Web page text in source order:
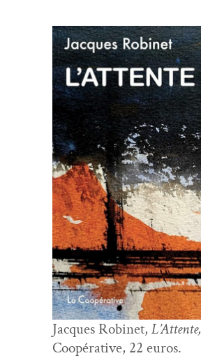
Jacques Robi­net, L’At­tente,
Coopéra­tive, 22 euros.